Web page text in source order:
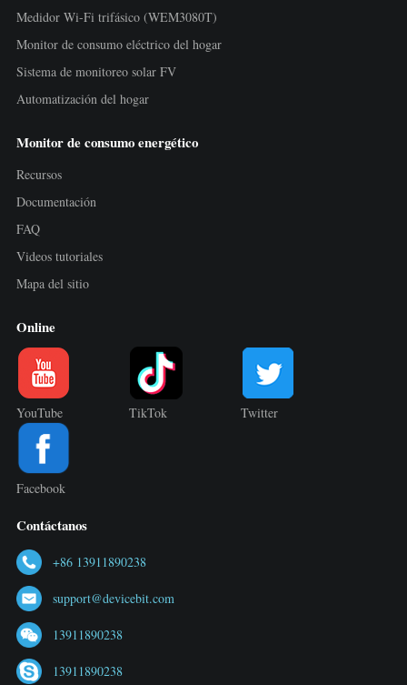
Medidor Wi-Fi trifásico (WEM3080T)
Monitor de consumo eléctrico del hogar
Sistema de monitoreo solar FV
Automatización del hogar
Monitor de consumo energético
Recursos
Documentación
FAQ
Videos tutoriales
Mapa del sitio
Online
YouTube TikTok Twitter
Facebook
Contáctanos
+86 13911890238
support@devicebit.com
13911890238
13911890238